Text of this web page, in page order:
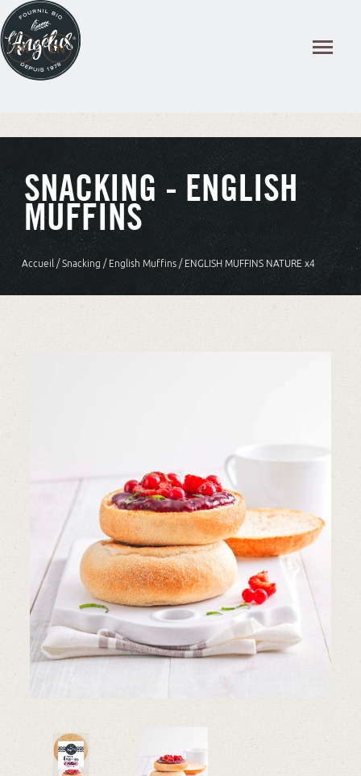
SNACKING - ENGLISH
MUFFINS
Accueil /Snacking / English Muffins / ENGLISH MUFFINS NATURE x4
Panneau de gestion des cookies